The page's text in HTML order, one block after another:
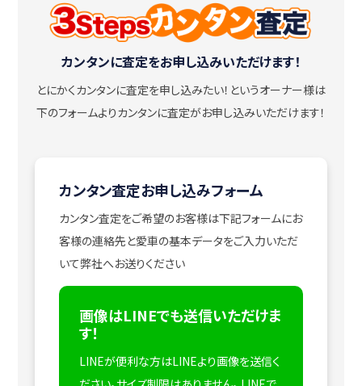
カンタンに査定をお申し込みいただけます！
とにかくカンタンに査定を申し込みたい！ というオーナー様は
下のフォームよりカンタンに査定がお申し込みいただけます！
カンタン査定お申し込みフォーム
カンタン査定をご希望のお客様は下記フォームにお
客様の連絡先と愛車の基本データをご入力いただ
いて弊社へお送りください
画像はLINEでも送信いただけま
す！
LINEが便利な方はLINEより画像を送信く